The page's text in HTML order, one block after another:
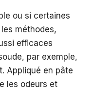
ou si certaines
méthodes,
efficaces
par exemple,
Appliqué en pâte
les odeurs et